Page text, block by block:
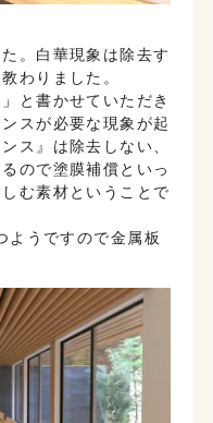
。白華現象は除去す
わりました。
」
と書かせていただき
スが必要な現象が起
ス』は除去しない、
ので塗膜補償といっ
む素材ということで
ようですので金属板